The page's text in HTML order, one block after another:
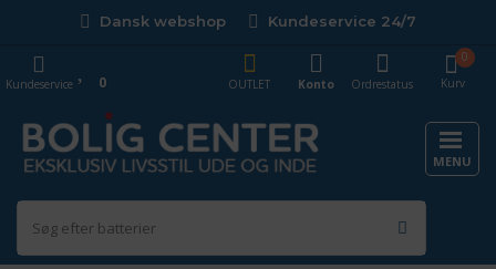
Dansk webshop Kundeservice 24/7
Kurv
0
OUTLET
Konto Ordrestatus
Kundeservice 0
MENU